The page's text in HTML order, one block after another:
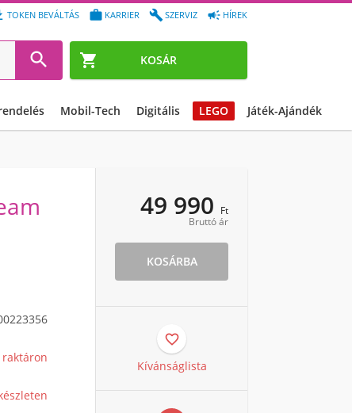
 KOSÁR
 HÍREK
 SZERVIZ
 KARRIER
TOKEN BEVÁLTÁS

Mobil-Tech Digitális LEGO Játék-Ajándék
49 990 Ft
Bruttó ár
KOSÁRBA

Kívánságlista